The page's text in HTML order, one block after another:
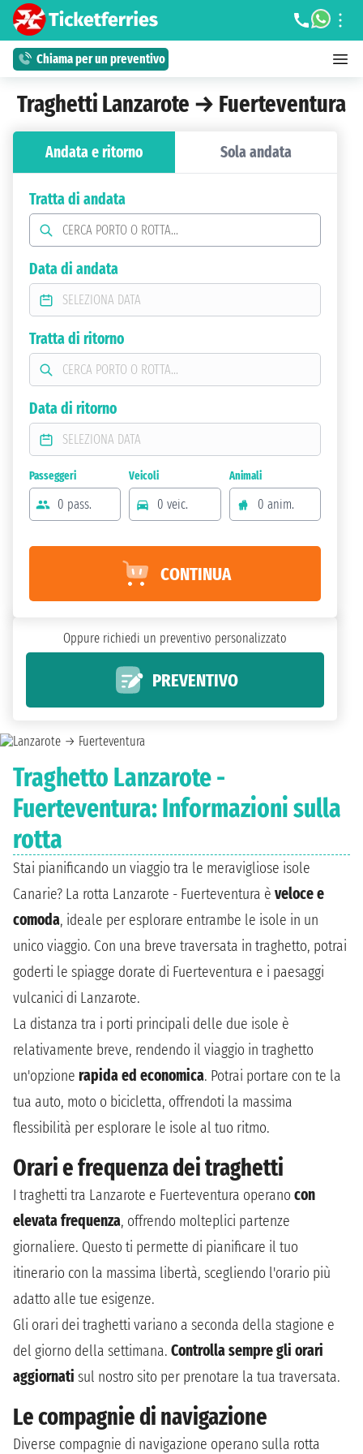
Chiama per un preventivo
Traghetti Lanzarote → Fuerteventura
Traghetto Lanzarote -
Fuerteventura: Informazioni sulla
rotta
Stai pianificando un viaggio tra le meravigliose isole
Canarie? La rotta Lanzarote - Fuerteventura è veloce e
comoda, ideale per esplorare entrambe le isole in un
unico viaggio. Con una breve traversata in traghetto, potrai
goderti le spiagge dorate di Fuerteventura e i paesaggi
vulcanici di Lanzarote.
La distanza tra i porti principali delle due isole è
relativamente breve, rendendo il viaggio in traghetto
un'opzione rapida ed economica. Potrai portare con te la
tua auto, moto o bicicletta, offrendoti la massima
flessibilità per esplorare le isole al tuo ritmo.
Orari e frequenza dei traghetti
I traghetti tra Lanzarote e Fuerteventura operano con
elevata frequenza, offrendo molteplici partenze
giornaliere. Questo ti permette di pianificare il tuo
itinerario con la massima libertà, scegliendo l'orario più
adatto alle tue esigenze.
Gli orari dei traghetti variano a seconda della stagione e
del giorno della settimana. Controlla sempre gli orari
aggiornati sul nostro sito per prenotare la tua traversata.
Le compagnie di navigazione
Diverse compagnie di navigazione operano sulla rotta
Andata e ritorno Sola andata
Tratta di andata
Data di andata
Tratta di ritorno
Data di ritorno
Passeggeri
0 pass.
Veicoli
0 veic.
Animali
0 anim.
CONTINUA
Oppure richiedi un preventivo personalizzato
PREVENTIVO